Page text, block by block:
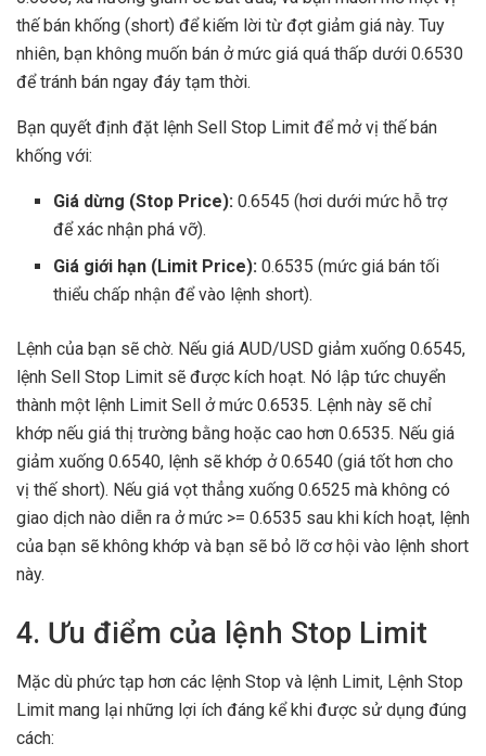
thế bán khống (short) để kiếm lời từ đợt giảm giá này. Tuy
nhiên, bạn không muốn bán ở mức giá quá thấp dưới 0.6530
để tránh bán ngay đáy tạm thời.
Bạn quyết định đặt lệnh Sell Stop Limit để mở vị thế bán
khống với:
Giá dừng (Stop Price): 0.6545 (hơi dưới mức hỗ trợ
để xác nhận phá vỡ).
Giá giới hạn (Limit Price): 0.6535 (mức giá bán tối
thiểu chấp nhận để vào lệnh short).
Lệnh của bạn sẽ chờ. Nếu giá AUD/USD giảm xuống 0.6545,
lệnh Sell Stop Limit sẽ được kích hoạt. Nó lập tức chuyển
thành một lệnh Limit Sell ở mức 0.6535. Lệnh này sẽ chỉ
khớp nếu giá thị trường bằng hoặc cao hơn 0.6535. Nếu giá
giảm xuống 0.6540, lệnh sẽ khớp ở 0.6540 (giá tốt hơn cho
vị thế short). Nếu giá vọt thẳng xuống 0.6525 mà không có
giao dịch nào diễn ra ở mức >= 0.6535 sau khi kích hoạt, lệnh
của bạn sẽ không khớp và bạn sẽ bỏ lỡ cơ hội vào lệnh short
này.
4. Ưu điểm của lệnh Stop Limit
Mặc dù phức tạp hơn các lệnh Stop và lệnh Limit, Lệnh Stop
Limit mang lại những lợi ích đáng kể khi được sử dụng đúng
cách: